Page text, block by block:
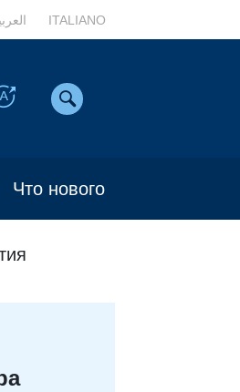
ITALIANO
Что нового